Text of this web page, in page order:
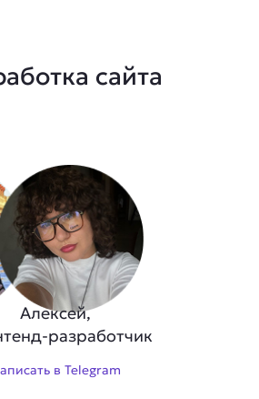
сайта
Алексей,
разработчик
в Telegram